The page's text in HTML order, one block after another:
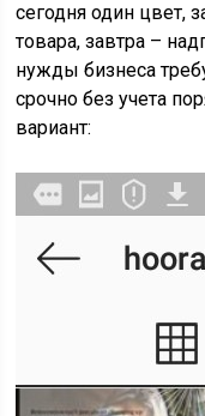
сегодня один цвет,
товара, завтра –
нужды бизнеса
срочно без учета
вариант: